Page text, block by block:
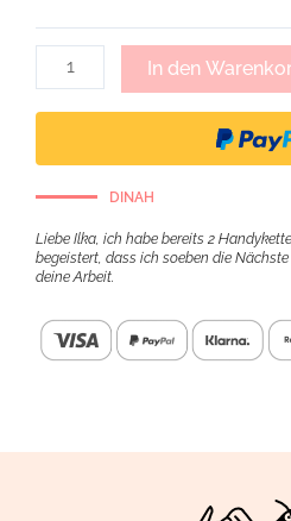
In den
DINAH
Liebe Ilka, ich habe bereits 2
begeistert, dass ich soeben die
deine Arbeit.